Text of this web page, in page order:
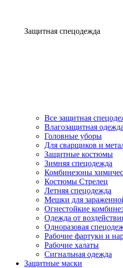
Защитная спецодежда
Все защитная
Влагозащитная одежда
Головные уборы
Для сварщиков и
Защитные костюмы
Зимняя спецодежда
Комбинезоны
Костюмы Стрелец
Летняя спецодежда
Мешки для
Огнестойкие
Одежда от
Одноразовая
Рабочие фартуки и
Рабочие халаты
Сигнальная одежда
Защитные маски